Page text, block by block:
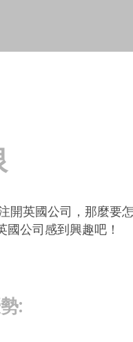
英國公司，那麼
公司感到興趣吧！
: